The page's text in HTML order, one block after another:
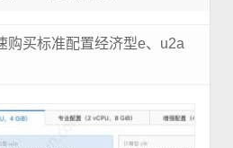
购买标准配置经济型e、u2a